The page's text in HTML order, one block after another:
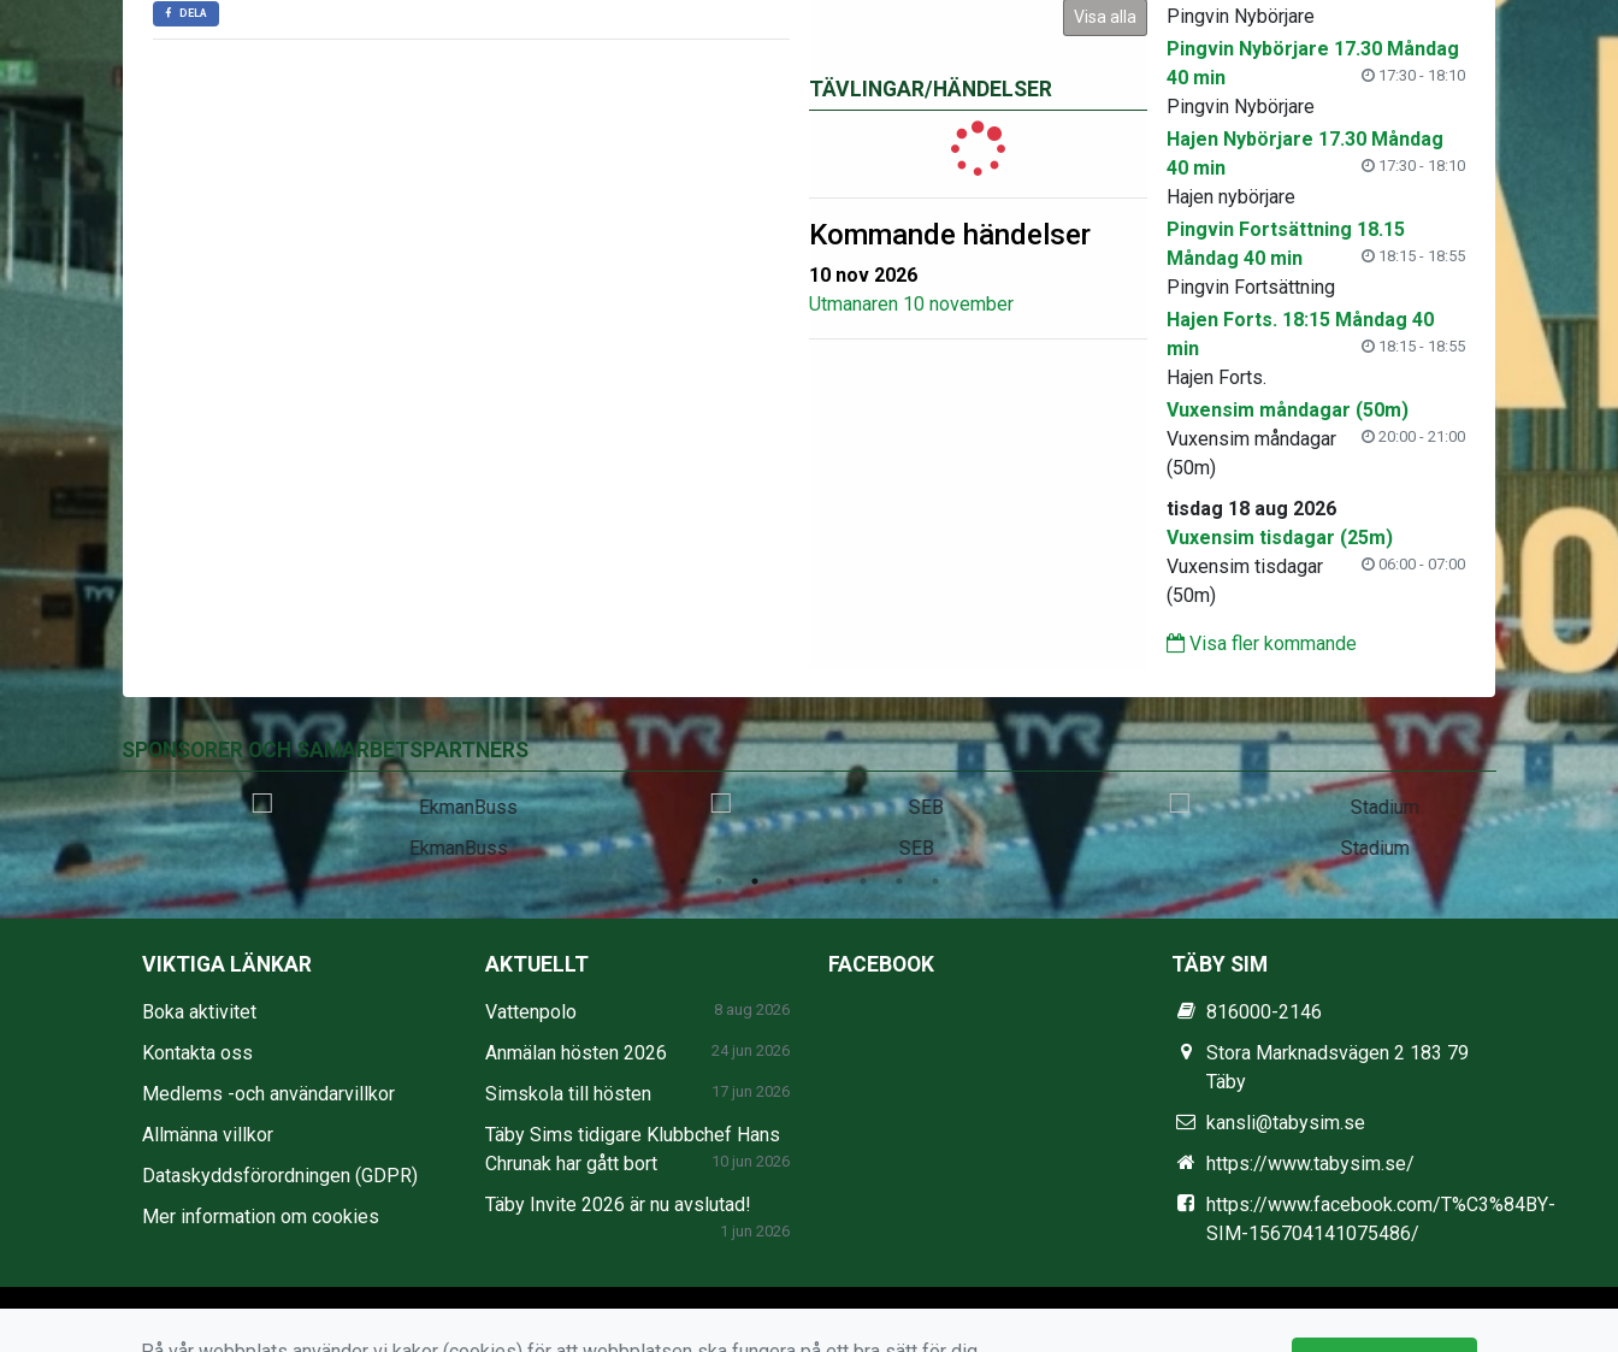
Visa alla
TÄVLINGAR/HÄNDELSER
Kommande händelser
10 nov 2026
Utmanaren 10 november
DELA
Pingvin Nybörjare
Pingvin Nybörjare 17.30 Måndag
40 min
17:30 - 18:10
Pingvin Nybörjare
Hajen Nybörjare 17.30 Måndag
40 min
17:30 - 18:10
Hajen nybörjare
Pingvin Fortsättning 18.15
Måndag 40 min
18:15 - 18:55
Pingvin Fortsättning
Hajen Forts. 18:15 Måndag 40
min
18:15 - 18:55
Hajen Forts.
Vuxensim måndagar (50m)
20:00 - 21:00
Vuxensim måndagar
(50m)
tisdag 18 aug 2026
Vuxensim tisdagar (25m)
06:00 - 07:00
Vuxensim tisdagar
(50m)
Visa fler kommande
SPONSORER OCH SAMARBETSPARTNERS
EkmanBuss SEB Stadium
VIKTIGA LÄNKAR
Boka aktivitet
Kontakta oss
Medlems -och användarvillkor
Allmänna villkor
Dataskyddsförordningen (GDPR)
Mer information om cookies
AKTUELLT
Vattenpolo 8 aug 2026
Anmälan hösten 2026 24 jun 2026
Simskola till hösten 17 jun 2026
Täby Sims tidigare Klubbchef Hans
Chrunak har gått bort
10 jun 2026
Täby Invite 2026 är nu avslutad!
1 jun 2026
FACEBOOK TÄBY SIM
816000-2146
Stora Marknadsvägen 2 183 79
Täby
kansli@tabysim.se
https://www.tabysim.se/
https://www.facebook.com/T%C3%84BY-
SIM-156704141075486/